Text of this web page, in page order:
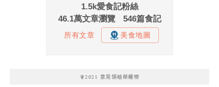
🧚2021 意見領袖榮耀榜